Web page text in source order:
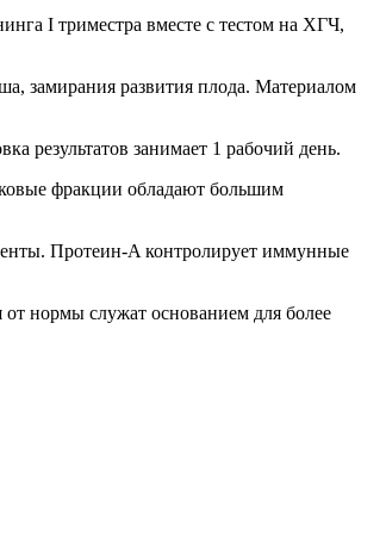
I триместра вместе с тестом на ХГЧ,
замирания развития плода. Материалом
результатов занимает 1 рабочий день.
фракции обладают большим
Протеин-A контролирует иммунные
от нормы служат основанием для более